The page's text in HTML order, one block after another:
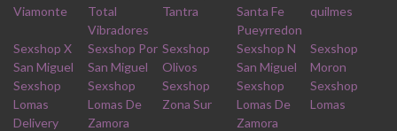
Viamonte
Total
Vibradores
Tantra
Santa Fe
Pueyrredon
quilmes
Sexshop X
San Miguel
Sexshop Por
San Miguel
Sexshop
Olivos
Sexshop N
San Miguel
Sexshop
Moron
Sexshop
Lomas
Delivery
Sexshop
Lomas De
Zamora
Sexshop
Zona Sur
Sexshop
Lomas De
Zamora
Sexshop
Lomas